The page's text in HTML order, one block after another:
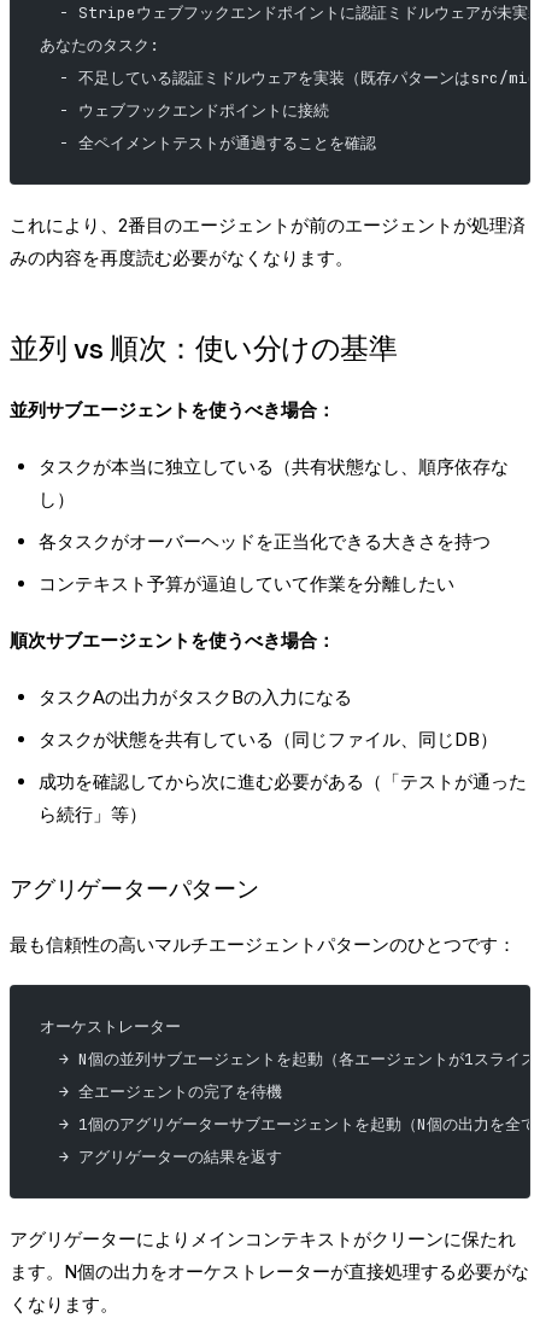
- Stripeウェブフックエンドポイントに認証ミドルウェアが未実
あなたのタスク:
- 不足している認証ミドルウェアを実装（既存パターンはsrc/
  - ウェブフックエンドポイントに接続
  - 全ペイメントテストが通過することを確認
これにより、2番目のエージェントが前のエージェントが処理済
みの内容を再度読む必要がなくなります。
並列 vs 順次：使い分けの基準
並列サブエージェントを使うべき場合：
タスクが本当に独立している（共有状態なし、順序依存な
し）
各タスクがオーバーヘッドを正当化できる大きさを持つ
コンテキスト予算が逼迫していて作業を分離したい
順次サブエージェントを使うべき場合：
タスクAの出力がタスクBの入力になる
タスクが状態を共有している（同じファイル、同じDB）
成功を確認してから次に進む必要がある（「テストが通った
ら続行」等）
アグリゲーターパターン
最も信頼性の高いマルチエージェントパターンのひとつです：
オーケストレーター
→ N個の並列サブエージェントを起動（各エージェントが1スライス
  → 全エージェントの完了を待機
→ 1個のアグリゲーターサブエージェントを起動（N個の出力を全て
  → アグリゲーターの結果を返す
アグリゲーターによりメインコンテキストがクリーンに保たれ
ます。N個の出力をオーケストレーターが直接処理する必要がな
くなります。